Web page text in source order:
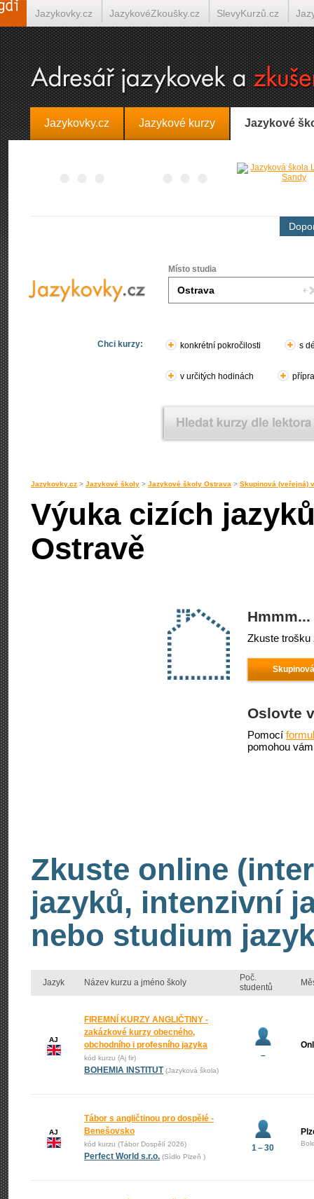
Jazykovky.cz Jazykové kurzy Jazykové
Místo studia
Chci kurzy: konkrétní pokročilosti s
v určitých hodinách
Jazykovky.cz > Jazykové školy > Jazykové školy Ostrava > Skupinová (veřejná)
Výuka cizích
Ostravě
Zkuste trošku
Oslovte
Pomocí
pomohou
Zkuste online
jazyků, intenzivní
nebo studium
Jazyk Název kurzu a jméno školy
Poč.
studentů
AJ
FIREMNÍ KURZY ANGLIČTINY -
zakázkové kurzy obecného,
obchodního i profesního jazyka
kód kurzu (Aj fir)
BOHEMIA INSTITUT (Jazyková škola)
–
AJ
Tábor s angličtinou pro dospělé -
Benešovsko
kód kurzu (Tábor Dospělí 2026)
Perfect World s.r.o. (Sídlo Plzeň )
1 – 30
Jazykovky.cz JazykovéZkoušky.cz SlevyKurzů.cz
Španělština on-line Italština on-line Tlumočení-